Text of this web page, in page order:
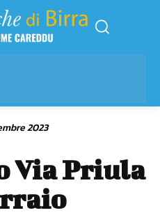
2023
Priula